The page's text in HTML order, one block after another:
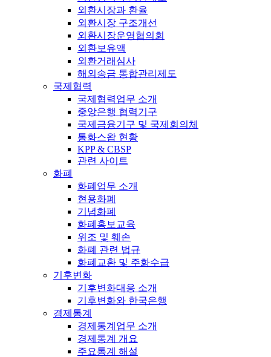
외환시장과 환율
외환시장 구조개선
외환시장운영협의회
외환보유액
외환거래심사
해외송금 통합관리제도
국제협력
국제협력업무 소개
중앙은행 협력기구
국제금융기구 및 국제회의체
통화스왑 현황
KPP & CBSP
관련 사이트
화폐
화폐업무 소개
현용화폐
기념화폐
화폐홍보교육
위조 및 훼손
화폐 관련 법규
화폐교환 및 주화수급
기후변화
기후변화대응 소개
기후변화와 한국은행
경제통계
경제통계업무 소개
경제통계 개요
주요통계 해설